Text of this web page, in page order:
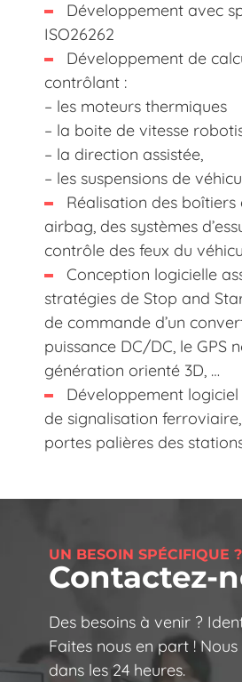
Développement avec
ISO26262
Développement de
contrôlant :
– les moteurs thermiques
– la boite de vitesse
– la direction assistée,
– les suspensions de
Réalisation des boîtiers
airbag, des systèmes
contrôle des feux du
Conception logicielle
stratégies de Stop and
de commande d’un
puissance DC/DC, le GPS
génération orienté 3D, …
Développement
de signalisation
portes palières des
UN BESOIN SPÉCIFIQUE ?
Contactez-
Des besoins à venir ?
Faites nous en part !
dans les 24 heures.